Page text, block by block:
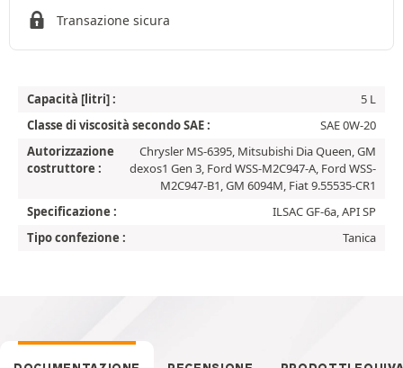
Transazione sicura
Capacità [litri] :
5 L
Classe di viscosità secondo SAE :
SAE 0W-20
Autorizzazione
costruttore :
Chrysler MS-6395, Mitsubishi Dia Queen, GM
dexos1 Gen 3, Ford WSS-M2C947-A, Ford WSS-
M2C947-B1, GM 6094M, Fiat 9.55535-CR1
Specificazione :
ILSAC GF-6a, API SP
Tipo confezione :
Tanica